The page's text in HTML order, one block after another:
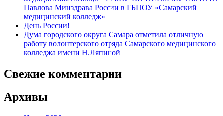
Павлова Минздрава России в ГБПОУ «Самарский
медицинский колледж»
День России!
Дума городского округа Самара отметила отличную
работу волонтерского отряда Самарского медицинского
колледжа имени Н.Ляпиной
Свежие комментарии
Архивы